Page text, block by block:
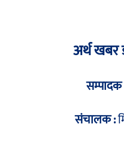
अर्थ खबर
संचालक :